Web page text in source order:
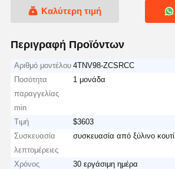
Καλύτερη τιμή
Περιγραφή Προϊόντων
Αριθμό μοντέλου 4TNV98-ZCSRCC
Ποσότητα
παραγγελίας
min
1 μονάδα
Τιμή
$3603
Συσκευασία
λεπτομέρειες
συσκευασία από ξύλινο κουτί
Χρόνος
30 εργάσιμη ημέρα